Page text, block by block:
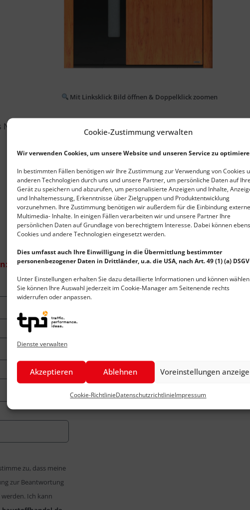
Cookie-Zustimmung verwalten
Wir verwenden Cookies, um unsere Website und unseren Service zu
In bestimmten Fällen benötigen wir Ihre Zustimmung zur Verwendung von Cookies
anderen Technologien durch uns und unsere Partner, um persönliche Daten auf
Gerät zu speichern und abzurufen, um personalisierte Anzeigen und Inhalte,
und Inhaltemessung, Erkenntnisse über Zielgruppen und Produktentwicklung
vorzunehmen. Ihre Zustimmung benötigen wir außerdem für die Einbindung
Multimedia- Inhalte. In einigen Fällen verarbeiten wir und unsere Partner Ihre
persönlichen Daten auf Grundlage von berechtigtem Interesse. Dabei können
Cookies und andere Technologien eingesetzt werden.
Dies umfasst auch Ihre Einwilligung in die Übermittlung bestimmter
personenbezogener Daten in Drittländer, u.a. die USA, nach Art. 49 (1) (a)
Unter Einstellungen erhalten Sie dazu detaillierte Informationen und können
Sie können Ihre Auswahl jederzeit im Cookie-Manager am Seitenende rechts
widerrufen oder anpassen.
Dienste verwalten
Akzeptieren Ablehnen Voreinstellungen
Cookie-RichtlinieDatenschutzrichtlinieImpressum
Mit Linksklick Bild öffnen & Doppelklick zoomen
NIGHT SKY GLANZ / Klarglas vollflächig sandgestrahlt /
Fingerscanner
SECURO und ARMO COMFORT ELECTRO Verriegelung
Haustür online konfigurieren
zu, dass meine
zur Beantwortung
Ich kann